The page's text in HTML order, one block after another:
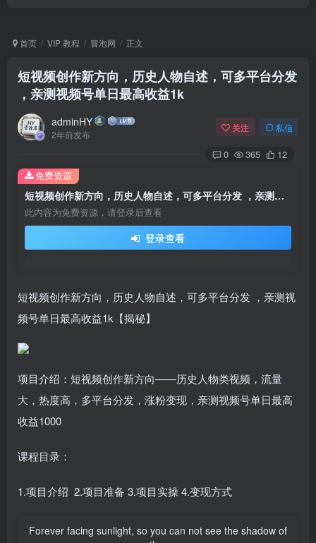
首页 VIP 教程 冒泡网 正文
短视频创作新方向，历史人物自述，可多平台分发
，亲测视频号单日最高收益1k
adminHY
2年前发布
关注 私信
0 365 12
短视频创作新方向，历史人物自述，可多平台分发 ，亲测视频号单日最高收益1k
此内容为免费资源，请登录后查看
登录查看
免费资源
短视频创作新方向，历史人物自述，可多平台分发 ，亲测视
频号单日最高收益1k【揭秘】
项目介绍：短视频创作新方向——历史人物类视频，流量
大，热度高，多平台分发，涨粉变现，亲测视频号单日最高
收益1000
课程目录：
1.项目介绍 2.项目准备 3.项目实操 4.变现方式
Forever facing sunlight, so you can not see the shadow of